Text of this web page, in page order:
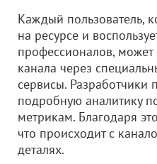
Каждый пользователь,
на ресурсе и
профессионалов, может
канала через
сервисы. Разработчики
подробную аналитику
метрикам. Благодаря
что происходит с
деталях.